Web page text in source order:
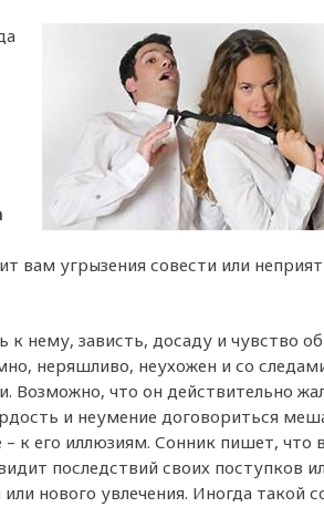
вам угрызения совести или
к нему, зависть, досаду и чувство
неряшливо, неухожен и со
Возможно, что он действительно
и неумение договориться
к его иллюзиям. Сонник пишет, что в
последствий своих поступков
нового увлечения. Иногда такой